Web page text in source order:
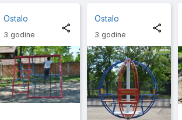
Ostalo
3 godine
Ostalo
3 godine